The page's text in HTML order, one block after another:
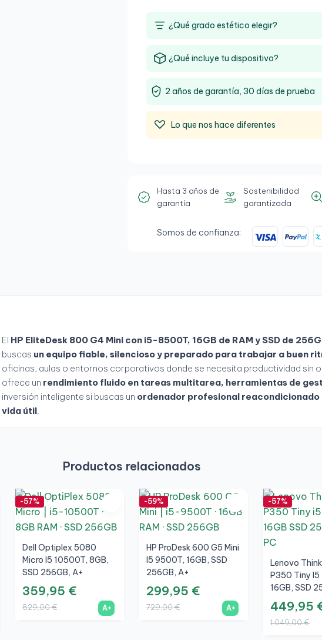
¿Qué grado estético elegir?
¿Qué incluye tu dispositivo?
2 años de garantía, 30 días de prueba
Lo que nos hace diferentes
Hasta 3 años de
garantía
Sostenibilidad
garantizada
Somos de confianza:
El HP EliteDesk 800 G4 Mini con i5-8500T, 16GB de RAM y SSD de
buscas un equipo fiable, silencioso y preparado para trabajar a buen
oficinas, aulas o entornos corporativos donde se necesita productividad sin
ofrece un rendimiento fluido en tareas multitarea, herramientas de
inversión inteligente si buscas un ordenador profesional
vida útil.
Productos relacionados
-57%
Dell Optiplex 5080
Micro I5 10500T, 8GB,
SSD 256GB, A+
359,95 €
829,00 € A+
-59%
HP ProDesk 600 G5 Mini
I5 9500T, 16GB, SSD
256GB, A+
299,95 €
729,00 € A+
-57%
Lenovo
P350 Tiny I5
16GB, SSD
449,95
1.049,00 €